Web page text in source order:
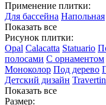
Применение плитки:
Для бассейна Напольная
Показать все
Рисунок плитки:
Opal Calacatta Statuario
полосами С орнаментом
Моноколор Под дерево
Детский дизайн
Показать все
Размер: